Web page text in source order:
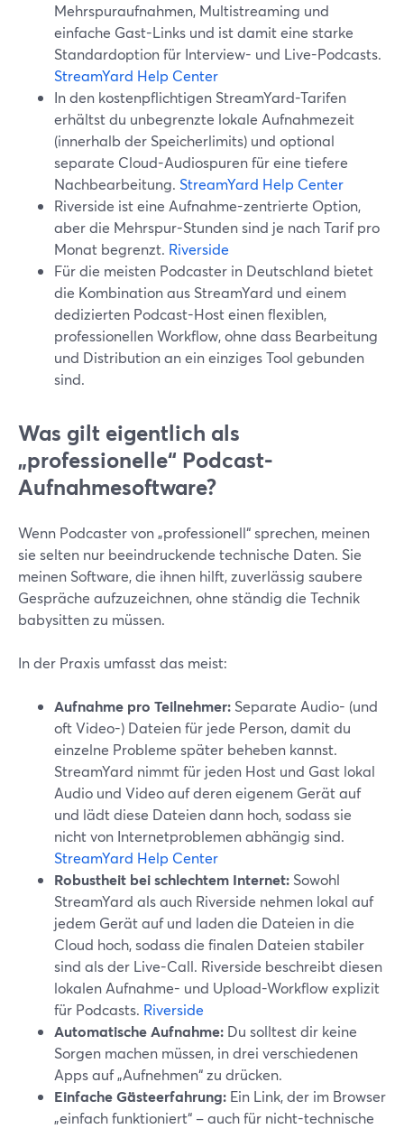
Mehrspuraufnahmen, Multistreaming und
einfache Gast-Links und ist damit eine starke
Standardoption für Interview- und Live-Podcasts.
StreamYard Help Center
In den kostenpflichtigen StreamYard-Tarifen
erhältst du unbegrenzte lokale Aufnahmezeit
(innerhalb der Speicherlimits) und optional
separate Cloud-Audiospuren für eine tiefere
Nachbearbeitung. StreamYard Help Center
Riverside ist eine Aufnahme-zentrierte Option,
aber die Mehrspur-Stunden sind je nach Tarif pro
Monat begrenzt. Riverside
Für die meisten Podcaster in Deutschland bietet
die Kombination aus StreamYard und einem
dedizierten Podcast-Host einen flexiblen,
professionellen Workflow, ohne dass Bearbeitung
und Distribution an ein einziges Tool gebunden
sind.
Was gilt eigentlich als
„professionelle“ Podcast-
Aufnahmesoftware?
Wenn Podcaster von „professionell“ sprechen, meinen
sie selten nur beeindruckende technische Daten. Sie
meinen Software, die ihnen hilft, zuverlässig saubere
Gespräche aufzuzeichnen, ohne ständig die Technik
babysitten zu müssen.
In der Praxis umfasst das meist:
Aufnahme pro Teilnehmer: Separate Audio- (und
oft Video-) Dateien für jede Person, damit du
einzelne Probleme später beheben kannst.
StreamYard nimmt für jeden Host und Gast lokal
Audio und Video auf deren eigenem Gerät auf
und lädt diese Dateien dann hoch, sodass sie
nicht von Internetproblemen abhängig sind.
StreamYard Help Center
Robustheit bei schlechtem Internet: Sowohl
StreamYard als auch Riverside nehmen lokal auf
jedem Gerät auf und laden die Dateien in die
Cloud hoch, sodass die finalen Dateien stabiler
sind als der Live-Call. Riverside beschreibt diesen
lokalen Aufnahme- und Upload-Workflow explizit
für Podcasts. Riverside
Automatische Aufnahme: Du solltest dir keine
Sorgen machen müssen, in drei verschiedenen
Apps auf „Aufnehmen“ zu drücken.
Einfache Gästeerfahrung: Ein Link, der im Browser
„einfach funktioniert“ – auch für nicht-technische